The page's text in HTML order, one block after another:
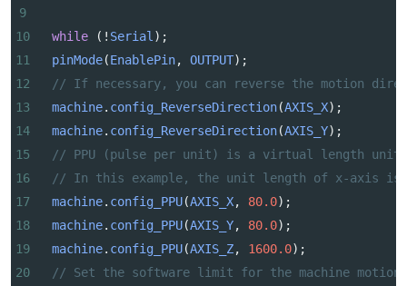
9
10
while ( ! Serial );
11
pinMode(EnablePin, OUTPUT);
12
// If necessary, you can reverse the motion
13
machine. config_ReverseDirection(AXIS_X);
14
machine. config_ReverseDirection(AXIS_Y);
15
// PPU (pulse per unit) is a virtual length unit,
16
// In this example, the unit length of x-axis is
17
machine. config_PPU(AXIS_X, 80.0);
18
machine. config_PPU(AXIS_Y, 80.0);
19
machine. config_PPU(AXIS_Z, 1600.0);
20
// Set the software limit for the machine motion.